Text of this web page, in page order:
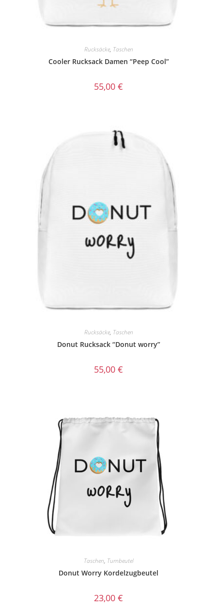
Rucksäcke, Taschen
Cooler Rucksack Damen “Peep Cool”
55,00 €
Rucksäcke, Taschen
Donut Rucksack “Donut worry”
55,00 €
Taschen, Turnbeutel
Donut Worry Kordelzugbeutel
23,00 €